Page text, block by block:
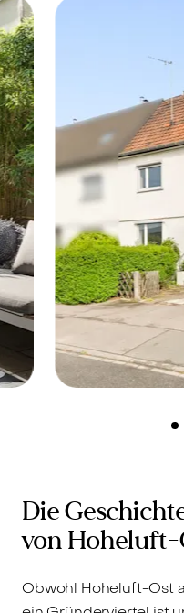
Eschweiler-
Die
von Hoheluft-
Obwohl Hoheluft-Ost